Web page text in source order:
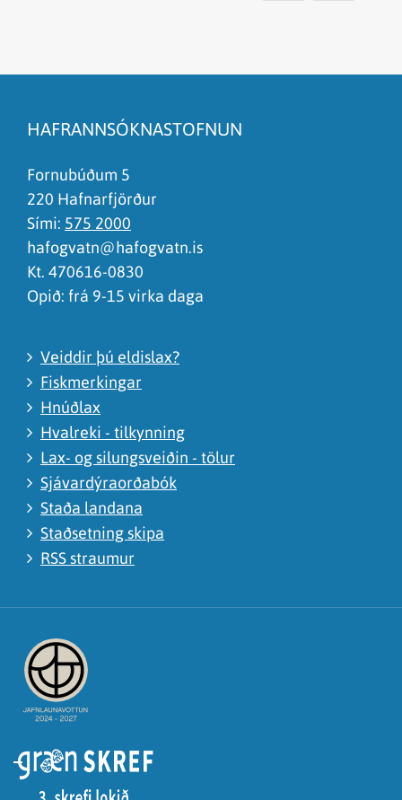
Það er of mikið efni á síðunni
Ég skil ekki efnið, finnst það of flókið
HAFRANNSÓKNASTOFNUN
Fornubúðum 5
220 Hafnarfjörður
Sími: 575 2000
hafogvatn@hafogvatn.is
Kt. 470616-0830
Opið: frá 9-15 virka daga
Veiddir þú eldislax?
Fiskmerkingar
Hnúðlax
Hvalreki - tilkynning
Lax- og silungsveiðin - tölur
Sjávardýraorðabók
Staða landana
Staðsetning skipa
RSS straumur